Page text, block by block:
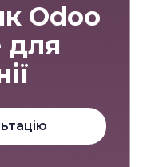
Odoo
для